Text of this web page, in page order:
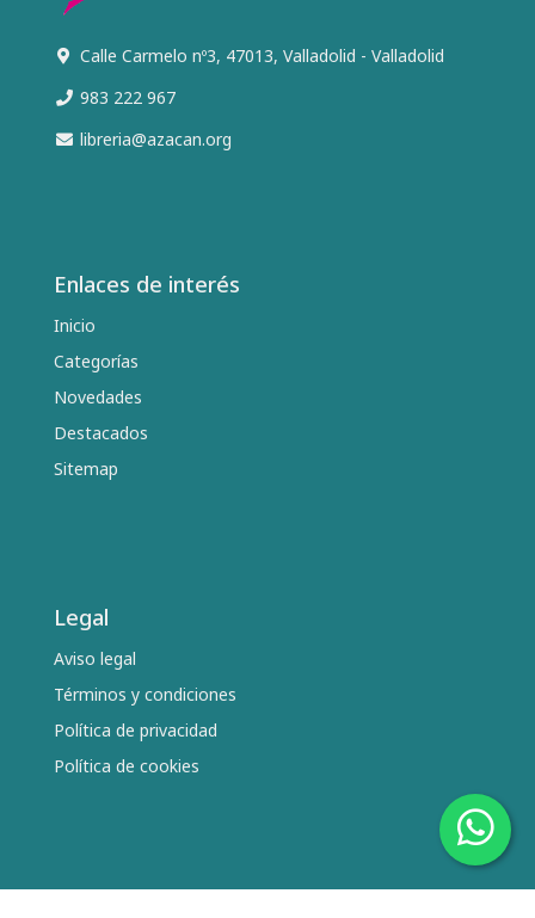
Calle Carmelo nº3, 47013, Valladolid - Valladolid
983 222 967
libreria@azacan.org
Enlaces de interés
Inicio
Categorías
Novedades
Destacados
Sitemap
Legal
Aviso legal
Términos y condiciones
Política de privacidad
Política de cookies